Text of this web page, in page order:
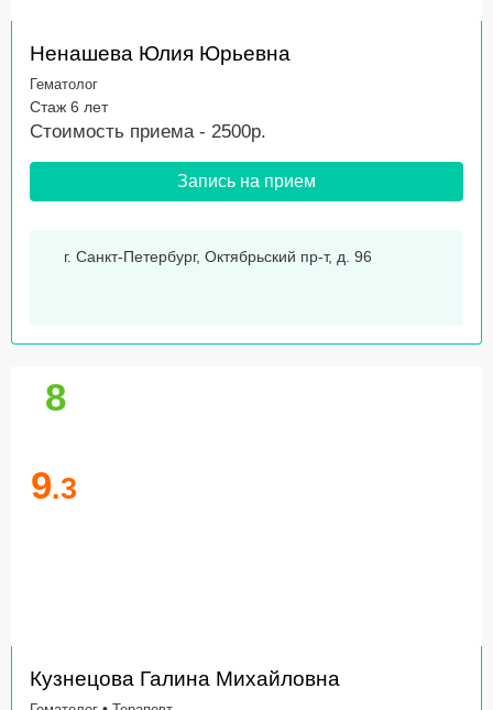
Ненашева Юлия Юрьевна
Гематолог
Стаж 6 лет
Стоимость приема - 2500р.
Запись на прием
г. Санкт-Петербург, Октябрьский пр-т, д. 96
8
9.3
Кузнецова Галина Михайловна